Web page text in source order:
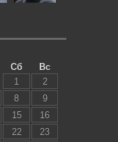
Сб
Вс
1
2
8
9
15
16
22
23